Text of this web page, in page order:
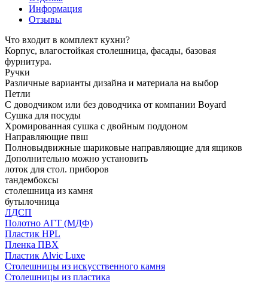
Информация
Отзывы
Что входит в комплект кухни?
Корпус, влагостойкая столешница, фасады, базовая
фурнитура.
Ручки
Различные варианты дизайна и материала на выбор
Петли
С доводчиком или без доводчика от компании Boyard
Сушка для посуды
Хромированная сушка с двойным поддоном
Направляющие пвш
Полновыдвижные шариковые направляющие для ящиков
Дополнительно можно установить
лоток для стол. приборов
тандембоксы
столешница из камня
бутылочница
ЛДСП
Полотно АГТ (МДФ)
Пластик HPL
Пленка ПВХ
Пластик Alvic Luxe
Столешницы из искусственного камня
Столешницы из пластика